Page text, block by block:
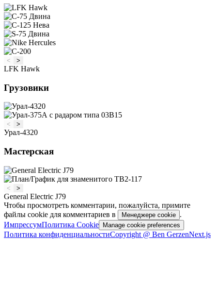
< >
LFK Hawk
Грузовики
< >
Урал-4320
Мастерская
< >
General Electric J79
Чтобы просмотреть комментарии, пожалуйста, примите
файлы cookie для комментариев в
Менеджере cookie .
ИмпрессумПолитика Cookie Manage cookie preferences
Политика конфиденциальностиCopyright @ Ben GerzenNext.js